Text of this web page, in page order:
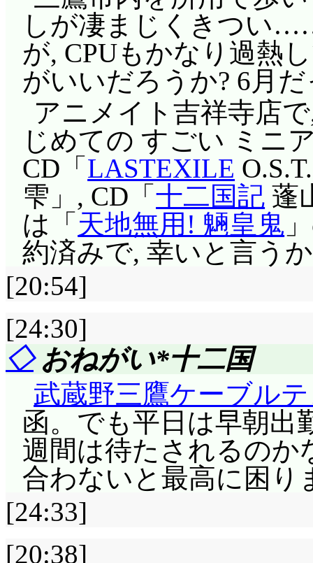
ているしかないるち
ら教えてやる」とか
それに「泳げない」
い」んだと思うんで
たら, 部分的に戻った
よ)。「よし, 私は太
と」オイ(^^;;; ヤな中
妙なじーさん登場。
ないのだろう」じゃ,
ね。指輪……随分西洋
んの正体は, 願いの指
寄せの伝説なんだ。
書かれていて当然で
が馬鹿です。ラブラ
音と太郎ちゃんです
い」随分そっけなか
音を邪慳にする……と
前ですな。
るんたったー, るん
「ペット妖精以外を
ど……」だから忠誠心
思わなかったんです
ミに苦笑。この時点
は, 本気でそう思って
てシタールなんだ……
いんじゃ(^^;;;
カビラの暴走で街中
くもっちょ, リルムが
ムの一人芝居, 珍しい
能が効かなかったか
の安純の部屋。雨に
合わん(^^;;; 「笑うな
の乙女心なんだから
めることに他なりま
う言葉はないようで
カビラがやってくる
サバイバルゲーム? 出
ガーマスク平井。「
うかれすぎるちあに
させようとするヒッ
できないなら, むしろ
うな(^^;;; 「絶体絶命
にも見える」爆笑。
サーフボードをプレ
れ予想通り。初心者
海に入らないわけに
ーするの? ひっくり
う問題じゃなく。モ
ゃんって確か第5話で
は, 延期されていたる
いるという連絡が来
珠も見つかり……そう
たんでした。地上に
もリナも客分として
ょうし。で, 成人式は
延期と言っても1年単
なあ。
誕生パーティに出ら
それだと(^^;;; マラカ
を作ったり増やした
緑の魔法, 物の形を変
り。トライアングル
物を動かしたり消し
ク色の魔法, 人を操っ
ムルモの魔法だけ毛
はさらに大きな力が
人間界を悪に染める
ラブを結成したんで
ないですけどねー。
る一員なら, アクミは
ますな。ダアク, ちゃ
人合わせればアクミ
すぎる(^^;;; アクミに
ギリス……), それとダ
(^^;;;;;;; ファンクラブ
さて作戦は? どーし
じみた悪戯にしかな
んなそんなもんだと
ら……と妄想するナー
い, 想像に振り回され
スクのケンノスケを
い(^^;;; しかし町中で
民の祭でしょうから
夜の街へ一人で買い
年マリオと病気の母
うナージャは, 「別に
もいいんだよ」と言
ー♪ ……それしか歌詞
まれている者が恵ま
スや黒バラと同じ考
合, フランシスでも施
し」)はできないでし
バラはだから一枚上
ャの場合はただの感
よ。
祭の装束として仮面
出て来る街。おびえ
た一人の仮面男にナ
しが凄まじくきつい
が, CPUもかなり過熱
がいいだろうか? 6月
アニメイト吉祥寺店
じめての すごい ミニ
CD「 LASTEXILE
雫」, CD「十二国記 蓬
は「 天地無用! 魎皇鬼
約済みで, 幸いと言う
[20:54]
[24:30]
◇おねがい*十二国
武蔵野三鷹ケーブル
函。でも平日は早朝
週間は待たされるのか
合わないと最高に困
[24:33]
[20:38]